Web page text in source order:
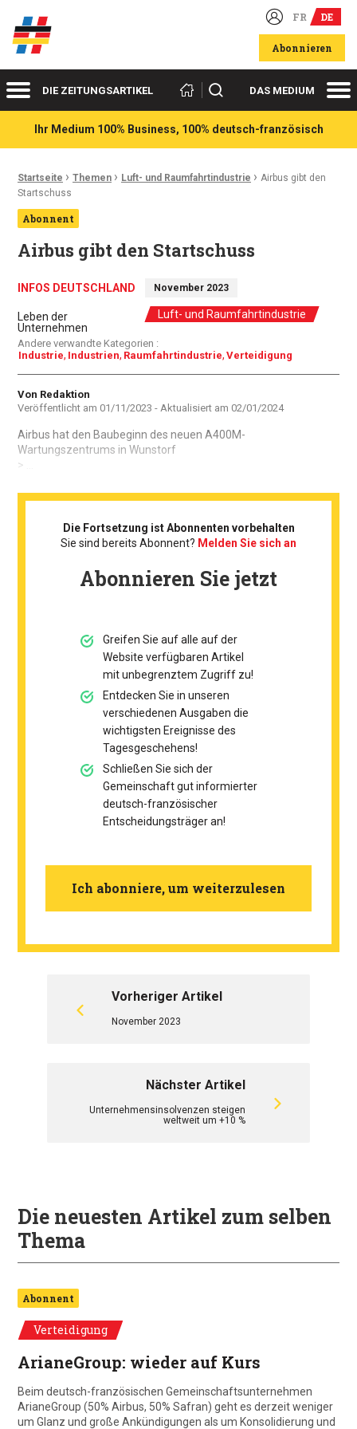
Deutsch-französische Wirtschaftsakteure FR DE
Abonnieren
MenüDIE ZEITUNGSARTIKEL Suchen DAS MEDIUM
Ihr Medium 100% Business, 100% deutsch-französisch
Ariadnefaden:
Startseite › Themen › Luft- und Raumfahrtindustrie › Airbus gibt den
Startschuss
Abonnent
Airbus gibt den Startschuss
INFOS DEUTSCHLAND November 2023
Leben der
Unternehmen
Luft- und Raumfahrtindustrie
Andere verwandte Kategorien :
Industrie Industrien Raumfahrtindustrie Verteidigung
Autor
Von Redaktion
Veröffentlicht am 01/11/2023 - Aktualisiert am 02/01/2024
Airbus hat den Baubeginn des neuen A400M-
Wartungszentrums in Wunstorf
> ...
Die Fortsetzung ist Abonnenten vorbehalten
Sie sind bereits Abonnent? Melden Sie sich an
Abonnieren Sie jetzt
Greifen Sie auf alle auf der
Website verfügbaren Artikel
mit unbegrenztem Zugriff zu!
Entdecken Sie in unseren
verschiedenen Ausgaben die
wichtigsten Ereignisse des
Tagesgeschehens!
Schließen Sie sich der
Gemeinschaft gut informierter
deutsch-französischer
Entscheidungsträger an!
Ich abonniere, um weiterzulesen
Vorheriger Artikel
November 2023
Nächster Artikel
Unternehmensinsolvenzen steigen
weltweit um +10 %
Die neuesten Artikel zum selben
Thema
Abonnent
Verteidigung
ArianeGroup: wieder auf Kurs
Beim deutsch-französischen Gemeinschaftsunternehmen
ArianeGroup (50% Airbus, 50% Safran) geht es derzeit weniger
um Glanz und große Ankündigungen als um Konsolidierung und